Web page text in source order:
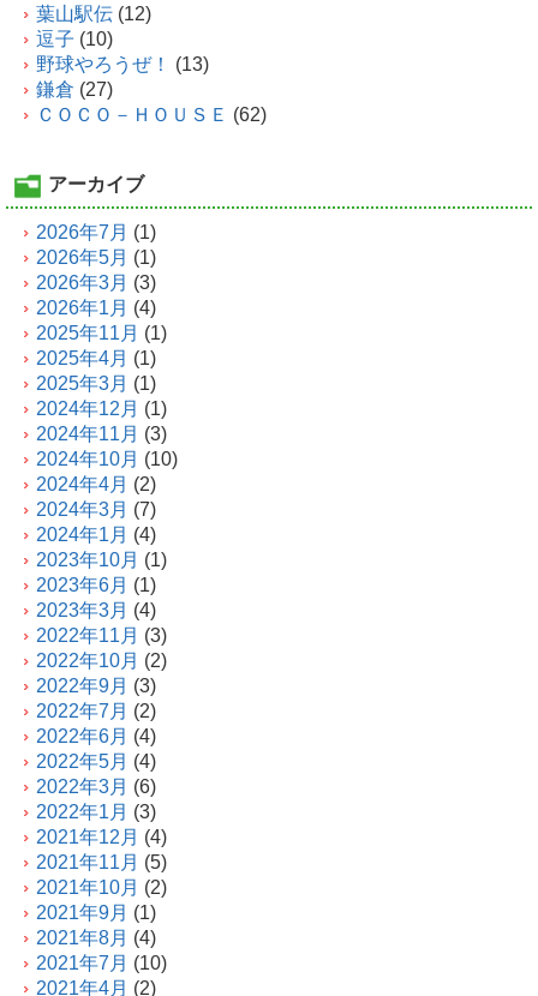
葉山駅伝 (12)
逗子 (10)
野球やろうぜ！
(13)
鎌倉 (27)
ＣＯＣＯ－ＨＯＵＳＥ (62)
アーカイブ
2026年7月 (1)
2026年5月 (1)
2026年3月 (3)
2026年1月 (4)
2025年11月 (1)
2025年4月 (1)
2025年3月 (1)
2024年12月 (1)
2024年11月 (3)
2024年10月 (10)
2024年4月 (2)
2024年3月 (7)
2024年1月 (4)
2023年10月 (1)
2023年6月 (1)
2023年3月 (4)
2022年11月 (3)
2022年10月 (2)
2022年9月 (3)
2022年7月 (2)
2022年6月 (4)
2022年5月 (4)
2022年3月 (6)
2022年1月 (3)
2021年12月 (4)
2021年11月 (5)
2021年10月 (2)
2021年9月 (1)
2021年8月 (4)
2021年7月 (10)
2021年4月 (2)